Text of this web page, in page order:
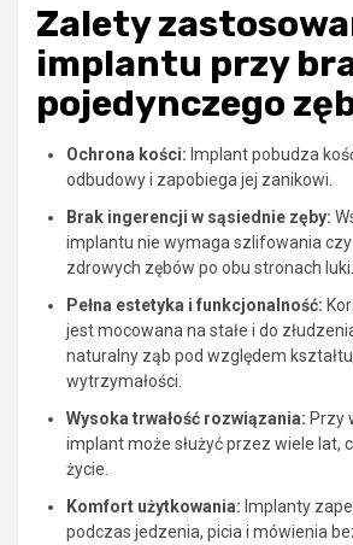
Zalety
implantu przy
pojedynczego
Ochrona kości: Implant pobudza
odbudowy i zapobiega jej zanikowi.
Brak ingerencji w sąsiednie zęby:
implantu nie wymaga szlifowania
zdrowych zębów po obu stronach luki.
Pełna estetyka i funkcjonalność:
jest mocowana na stałe i do
naturalny ząb pod względem
wytrzymałości.
Wysoka trwałość rozwiązania: Przy
implant może służyć przez wiele lat,
życie.
Komfort użytkowania: Implanty
podczas jedzenia, picia i mówienia